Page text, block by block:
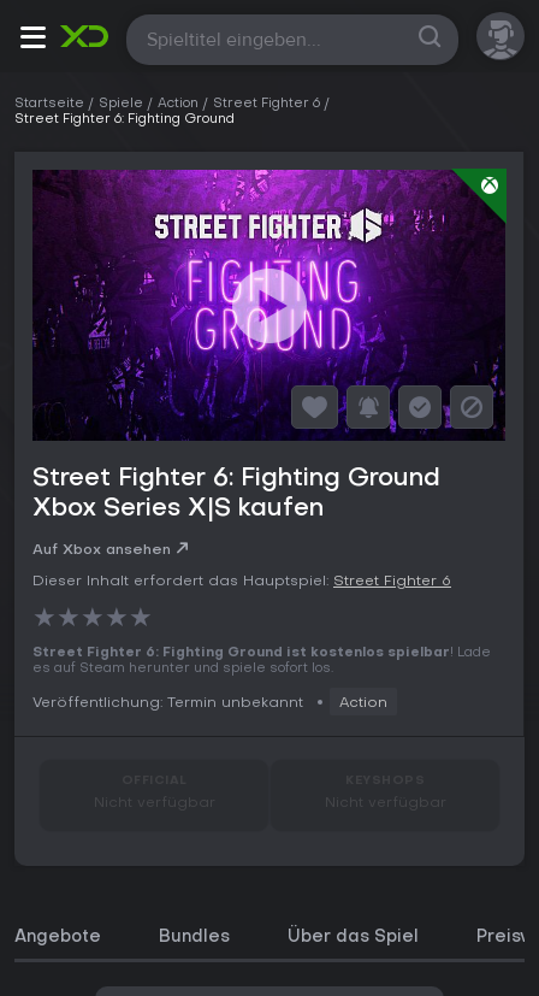
Alle
Startseite Spiele Action
Street Fighter 6
Street Fighter 6: Fighting Ground
Street Fighter 6: Fighting Ground
Xbox Series X|S kaufen
Auf Xbox ansehen
Dieser Inhalt erfordert das Hauptspiel: Street Fighter 6
★★★★★
Street Fighter 6: Fighting Ground ist kostenlos spielbar! Lade
es auf Steam herunter und spiele sofort los.
Veröffentlichung: Termin unbekannt Action
Nicht verfügbar Nicht verfügbar
Angebote Bundles Über das Spiel